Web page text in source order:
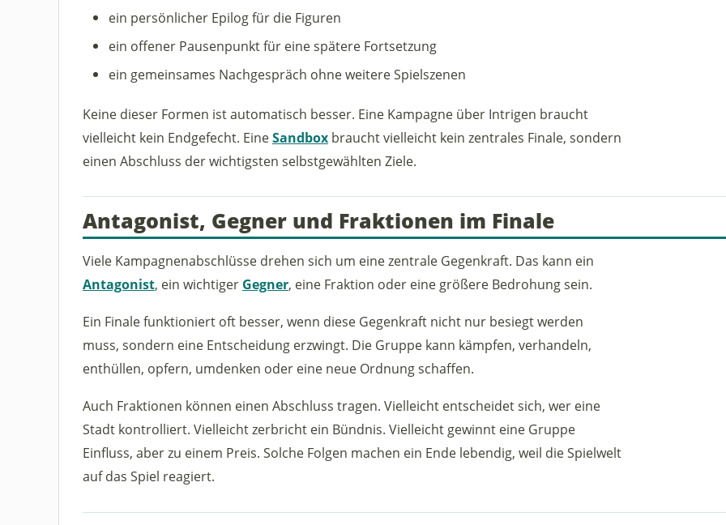
ein persönlicher Epilog für die Figuren
ein offener Pausenpunkt für eine spätere Fortsetzung
ein gemeinsames Nachgespräch ohne weitere Spielszenen
Keine dieser Formen ist automatisch besser. Eine Kampagne über Intrigen braucht
vielleicht kein Endgefecht. EineSandboxbraucht vielleicht kein zentrales Finale, sondern
einen Abschluss der wichtigsten selbstgewählten Ziele.
Antagonist, Gegner und Fraktionen im Finale
Viele Kampagnenabschlüsse drehen sich um eine zentrale Gegenkraft. Das kann ein
Antagonist, ein wichtiger Gegner, eine Fraktion oder eine größere Bedrohung sein.
Ein Finale funktioniert oft besser, wenn diese Gegenkraft nicht nur besiegt werden
muss, sondern eine Entscheidung erzwingt. Die Gruppe kann kämpfen, verhandeln,
enthüllen, opfern, umdenken oder eine neue Ordnung schaffen.
Auch Fraktionen können einen Abschluss tragen. Vielleicht entscheidet sich, wer eine
Stadt kontrolliert. Vielleicht zerbricht ein Bündnis. Vielleicht gewinnt eine Gruppe
Einfluss, aber zu einem Preis. Solche Folgen machen ein Ende lebendig, weil die Spielwelt
auf das Spiel reagiert.